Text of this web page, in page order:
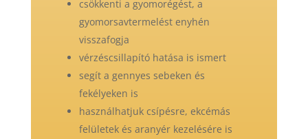
csökkenti a gyomorégést, a
gyomorsavtermelést enyhén
visszafogja
vérzéscsillapító hatása is ismert
segít a gennyes sebeken és
fekélyeken is
használhatjuk csípésre, ekcémás
felületek és aranyér kezelésére is